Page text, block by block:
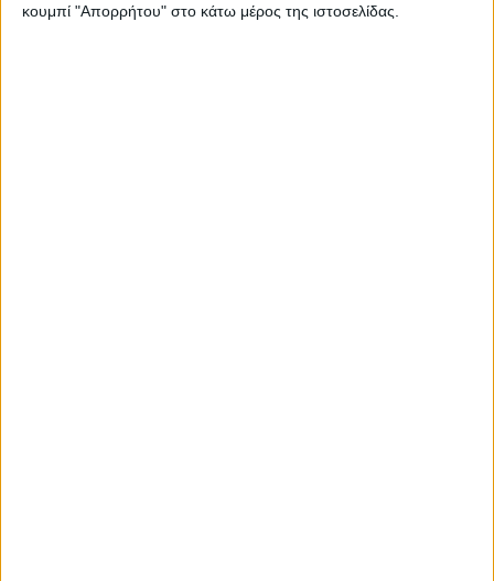
κουμπί "Απορρήτου" στο κάτω μέρος της ιστοσελίδας.